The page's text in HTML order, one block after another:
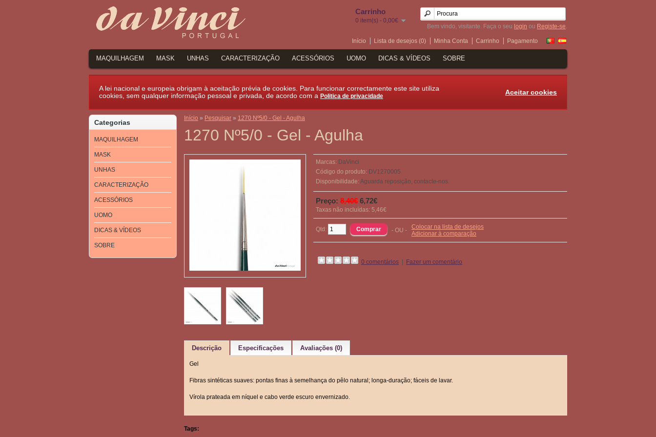
Carrinho
0 item(s) - 0,00€
Bem vindo, visitante. Faça o seu login ou Registe-se.
Início Lista de desejos (0) Minha Conta Carrinho Pagamento
MAQUILHAGEM MASK UNHAS CARACTERIZAÇÃO ACESSÓRIOS UOMO DICAS & VÍDEOS SOBRE
Aceitar cookies
A lei nacional e europeia obrigam à aceitação prévia de cookies. Para funcionar correctamente este site utiliza
cookies, sem qualquer informação pessoal e privada, de acordo com a Politica de privacidade
Categorias
MAQUILHAGEM
MASK
UNHAS
CARACTERIZAÇÃO
ACESSÓRIOS
UOMO
DICAS & VÍDEOS
SOBRE
Início » Pesquisar » 1270 Nº5/0 - Gel - Agulha
1270 Nº5/0 - Gel - Agulha
Marcas: DaVinci
Código do produto: DV1270005
Disponibilidade: Aguarda reposição, contacte-nos.
Preço: 8,40€ 6,72€
Taxas não incluídas: 5,46€
Qtd: - OU - Colocar na lista de desejos
Adicionar à comparação
0 comentários Fazer um comentário
Descrição Especificações Avaliações (0)
Gel
Fibras sintéticas suaves: pontas finas à semelhança do pêlo natural; longa-duração; fáceis de lavar.
Vírola prateada em níquel e cabo verde escuro envernizado.
Tags: